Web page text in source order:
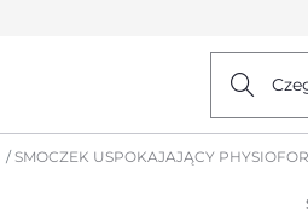
SMOCZEK USPOKAJAJĄCY